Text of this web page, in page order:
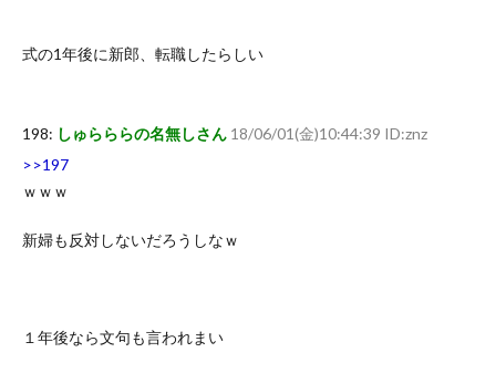
式の1年後に新郎、転職したらしい
198: しゅらららの名無しさん 18/06/01(金)10:44:39 ID:znz
>>197
ｗｗｗ
新婦も反対しないだろうしなｗ
１年後なら文句も言われまい